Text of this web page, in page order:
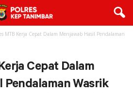
MTB Kerja Cepat Dalam Menjawab Hasil Pendalaman
Cepat Dalam
Pendalaman Wasrik